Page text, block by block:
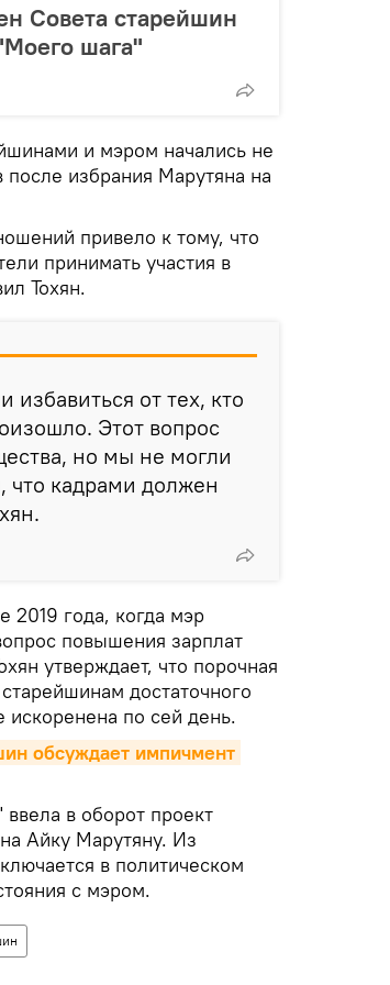
Совета старейшин
шага"
и мэром начались не
избрания Марутяна на
привело к тому, что
принимать участия в
Тохян.
от тех, кто
Этот вопрос
но мы не могли
что кадрами должен
2019 года, когда мэр
повышения зарплат
утверждает, что порочная
достаточного
по сей день.
обсуждает импичмент
в оборот проект
Айку Марутяну. Из
в политическом
с мэром.